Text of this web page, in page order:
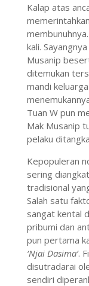
Kalap atas
kali.
Musanip
ditemukan
mandi
Tuan W pun
Mak Musanip
pelaku
Kepopuleran
sering
tradisional
Salah satu
sangat kental
pribumi dan
pun pertama
‘Njai Dasima’.
disutradarai
sendiri